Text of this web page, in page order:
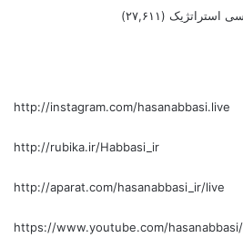
استراتژیک (۲۷,۶۱۱)
http://instagram.com/hasanabbasi.live
http://rubika.ir/Habbasi_ir
http://aparat.com/hasanabbasi_ir/live
https://www.youtube.com/